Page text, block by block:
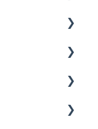
taak
en